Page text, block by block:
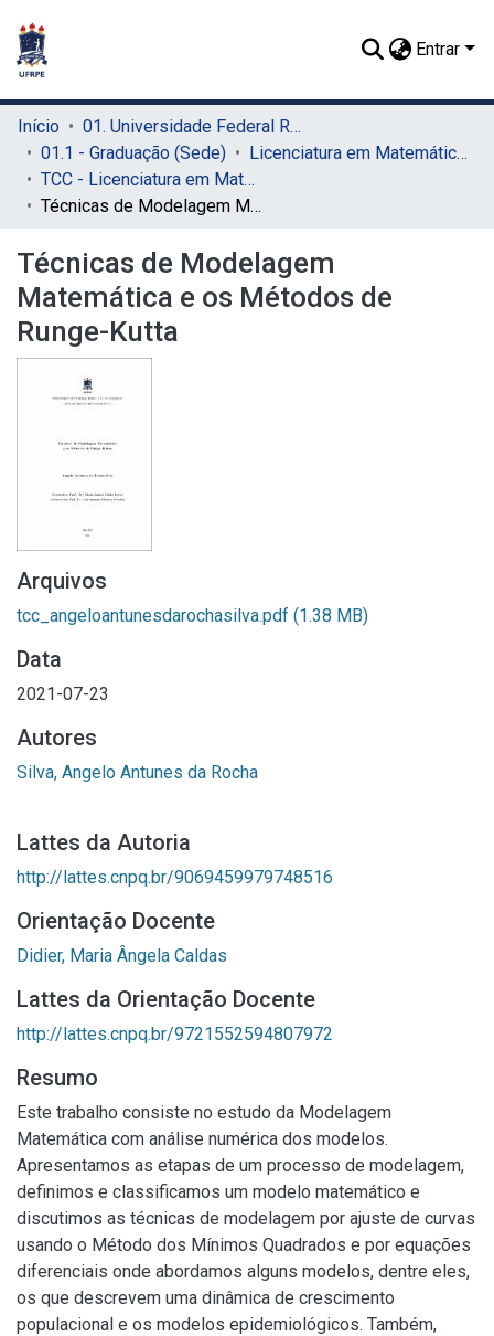
Entrar
Início
01. Universidade Federal Rural de Pernambuco - UFRPE (Sede)
01.1 - Graduação (Sede)
Licenciatura em Matemática (Sede)
TCC - Licenciatura em Matemática (Sede)
Técnicas de Modelagem Matemática e os Métodos de Runge-Kutta
Técnicas de Modelagem
Matemática e os Métodos de
Runge-Kutta
Arquivos
tcc_angeloantunesdarochasilva.pdf (1.38 MB)
Data
2021-07-23
Autores
Silva, Angelo Antunes da Rocha
Lattes da Autoria
http://lattes.cnpq.br/9069459979748516
Orientação Docente
Didier, Maria Ângela Caldas
Lattes da Orientação Docente
http://lattes.cnpq.br/9721552594807972
Resumo
Este trabalho consiste no estudo da Modelagem
Matemática com análise numérica dos modelos.
Apresentamos as etapas de um processo de modelagem,
definimos e classificamos um modelo matemático e
discutimos as técnicas de modelagem por ajuste de curvas
usando o Método dos Mínimos Quadrados e por equações
diferenciais onde abordamos alguns modelos, dentre eles,
os que descrevem uma dinâmica de crescimento
populacional e os modelos epidemiológicos. Também,